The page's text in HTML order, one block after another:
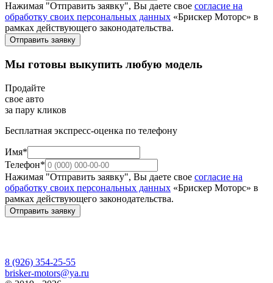
Нажимая "Отправить заявку", Вы даете свое согласие на
обработку своих персональных данных «Брискер Моторс» в
рамках действующего законодательства.
Отправить заявку
Мы готовы выкупить любую модель
Продайте
свое авто
за пару кликов
Бесплатная экспресс-оценка по телефону
Имя*
Телефон*
Нажимая "Отправить заявку", Вы даете свое согласие на
обработку своих персональных данных «Брискер Моторс» в
рамках действующего законодательства.
Отправить заявку
8 (926) 354-25-55
brisker-motors@ya.ru